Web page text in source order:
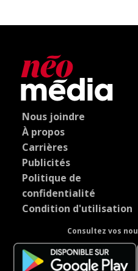
Nous joindre
À propos
Carrières
Publicités
Politique de
confidentialité
Condition d'utilisation
Consultez vos